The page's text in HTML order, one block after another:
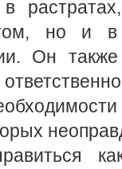
но и в
Он